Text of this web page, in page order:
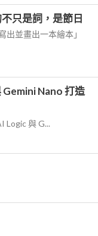
只是詞，是節日
並畫出一本繪本」
Nano 打造
Logic 與 G...